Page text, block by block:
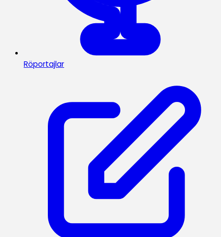
Röportajlar